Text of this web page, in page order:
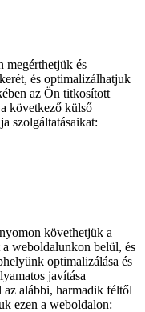
megérthetjük és
és optimalizálhatjuk
az Ön titkosított
következő külső
szolgáltatásaikat:
követhetjük a
a weboldalunkon belül, és
optimalizálása és
javítása
az alábbi, harmadik féltől
ezen a weboldalon: